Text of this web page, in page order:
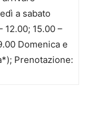
a sabato
12.00; 15.00 –
Domenica e
Prenotazione: